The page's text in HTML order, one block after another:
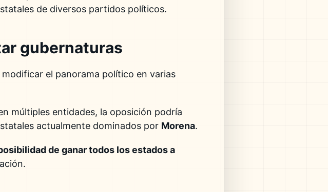
de diversos partidos políticos.
gubernaturas
el panorama político en varias
múltiples entidades, la oposición podría
actualmente dominados por Morena.
de ganar todos los estados a